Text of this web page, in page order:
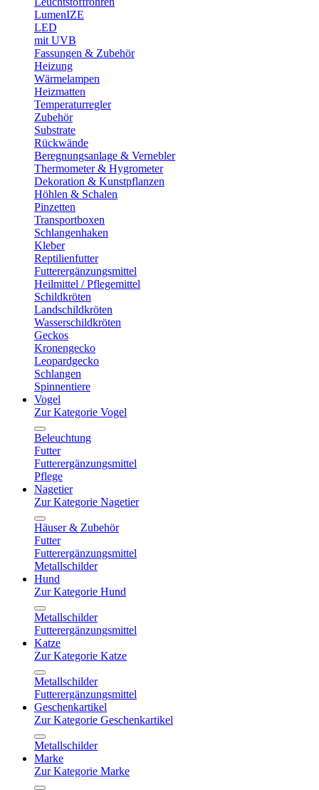
LumenIZE
LED
mit UVB
Fassungen & Zubehör
Heizung
Wärmelampen
Heizmatten
Temperaturregler
Zubehör
Substrate
Rückwände
Beregnungsanlage & Vernebler
Thermometer & Hygrometer
Dekoration & Kunstpflanzen
Höhlen & Schalen
Pinzetten
Transportboxen
Schlangenhaken
Kleber
Reptilienfutter
Futterergänzungsmittel
Heilmittel / Pflegemittel
Schildkröten
Landschildkröten
Wasserschildkröten
Geckos
Kronengecko
Leopardgecko
Schlangen
Spinnentiere
Vogel
Zur Kategorie Vogel
Beleuchtung
Futter
Futterergänzungsmittel
Pflege
Nagetier
Zur Kategorie Nagetier
Häuser & Zubehör
Futter
Futterergänzungsmittel
Metallschilder
Hund
Zur Kategorie Hund
Metallschilder
Futterergänzungsmittel
Katze
Zur Kategorie Katze
Metallschilder
Futterergänzungsmittel
Geschenkartikel
Zur Kategorie Geschenkartikel
Metallschilder
Marke
Zur Kategorie Marke